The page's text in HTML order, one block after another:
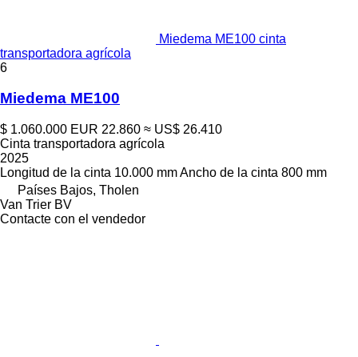
Miedema ME100 cinta
transportadora agrícola
6
Miedema ME100
$ 1.060.000 EUR 22.860 ≈ US$ 26.410
Cinta transportadora agrícola
2025
Longitud de la cinta 10.000 mmAncho de la cinta 800 mm
Países Bajos, Tholen
Van Trier BV
Contacte con el vendedor